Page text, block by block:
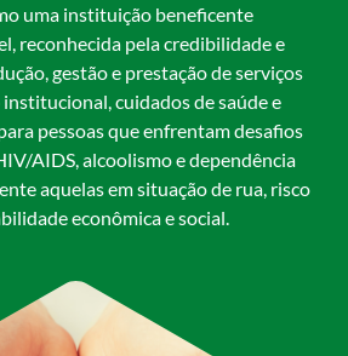
uma instituição beneficente
reconhecida pela credibilidade e
gestão e prestação de serviços
cuidados de saúde e
pessoas que enfrentam desafios
AIDS, alcoolismo e dependência
aquelas em situação de rua, risco
econômica e social.